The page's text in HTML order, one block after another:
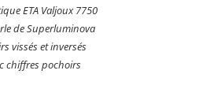
ETA Valjoux 7750
de Superluminova
vissés et inversés
chiffres pochoirs